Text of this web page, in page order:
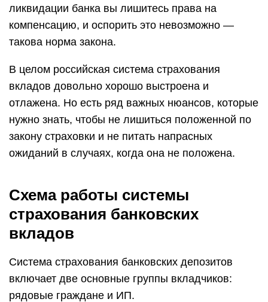
ликвидации банка вы лишитесь права на
компенсацию, и оспорить это невозможно —
такова норма закона.
В целом российская система страхования
вкладов довольно хорошо выстроена и
отлажена. Но есть ряд важных нюансов, которые
нужно знать, чтобы не лишиться положенной по
закону страховки и не питать напрасных
ожиданий в случаях, когда она не положена.
Схема работы системы
страхования банковских
вкладов
Система страхования банковских депозитов
включает две основные группы вкладчиков:
рядовые граждане и ИП.